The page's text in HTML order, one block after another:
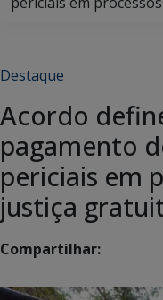
Destaque
Acordo
pagamento
periciais em
justiça
Compartilhar: